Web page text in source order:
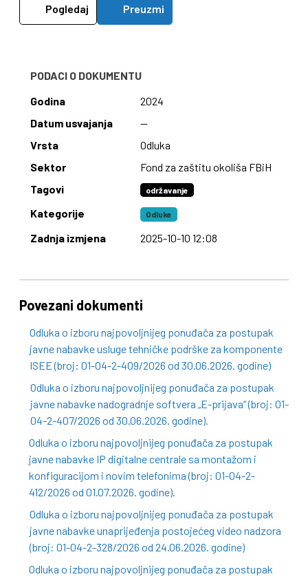
Pogledaj Preuzmi
PODACI O DOKUMENTU
Godina
2024
Datum usvajanja
—
Vrsta
Odluka
Sektor
Fond za zaštitu okoliša FBiH
Tagovi
održavanje
Kategorije Odluke
Zadnja izmjena 2025-10-10 12:08
Povezani dokumenti
Odluka o izboru najpovoljnijeg ponuđača za postupak
javne nabavke usluge tehničke podrške za komponente
ISEE (broj: 01-04-2-409/2026 od 30.06.2026. godine)
Odluka o izboru najpovoljnijeg ponuđača za postupak
javne nabavke nadogradnje softvera „E-prijava“ (broj: 01-
04-2-407/2026 od 30.06.2026. godine).
Odluka o izboru najpovoljnijeg ponuđača za postupak
javne nabavke IP digitalne centrale sa montažom i
konfiguracijom i novim telefonima (broj: 01-04-2-
412/2026 od 01.07.2026. godine).
Odluka o izboru najpovoljnijeg ponuđača za postupak
javne nabavke unaprijeđenja postojećeg video nadzora
(broj: 01-04-2-328/2026 od 24.06.2026. godine)
Odluka o izboru najpovoljnijeg ponuđača za postupak